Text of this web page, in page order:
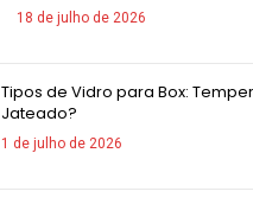
18 de julho de 2026
Tipos de Vidro para Box:
Jateado?
1 de julho de 2026